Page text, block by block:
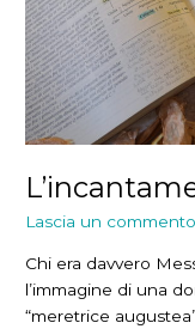
Lascia un commento
Chi era davvero
l’immagine di una
“meretrice